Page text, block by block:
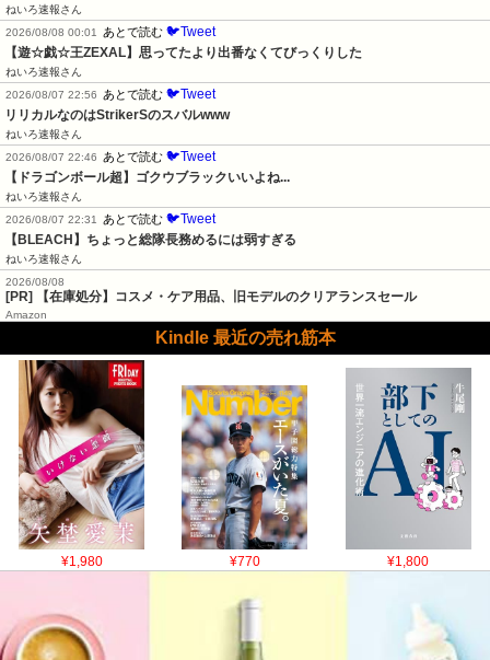
ねいろ速報さん
2026/08/08 00:01
あとで読む 🐦Tweet
【遊☆戯☆王ZEXAL】思ってたより出番なくてびっくりした
ねいろ速報さん
2026/08/07 22:56
あとで読む 🐦Tweet
リリカルなのはStrikerSのスバルwww
ねいろ速報さん
2026/08/07 22:46
あとで読む 🐦Tweet
【ドラゴンボール超】ゴクウブラックいいよね...
ねいろ速報さん
2026/08/07 22:31
あとで読む 🐦Tweet
【BLEACH】ちょっと総隊長務めるには弱すぎる
ねいろ速報さん
2026/08/08
[PR] 【在庫処分】コスメ・ケア用品、旧モデルのクリアランスセール
Amazon
Kindle 最近の売れ筋本
¥1,980 ¥770 ¥1,800